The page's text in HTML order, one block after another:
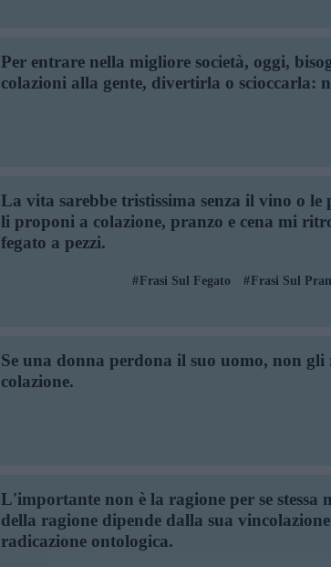
Per entrare nella migliore società, oggi,
colazioni alla gente, divertirla o scioccarla:
La vita sarebbe tristissima senza il vino o le
li proponi a colazione, pranzo e cena mi
fegato a pezzi.
Frasi Sul Fegato Frasi Sul
Se una donna perdona il suo uomo, non
colazione.
L'importante non è la ragione per se stessa
della ragione dipende dalla sua
radicazione ontologica.